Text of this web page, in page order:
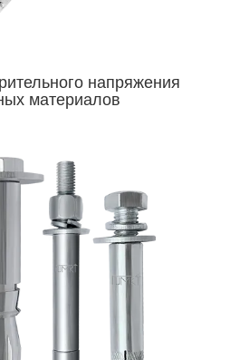
напряжения
материалов